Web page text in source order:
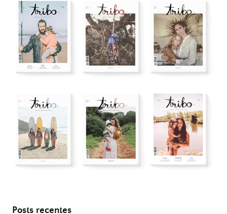
Posts recentes